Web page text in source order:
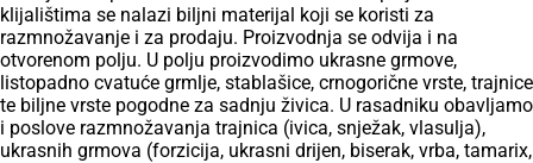
klijalištima se nalazi biljni materijal koji se koristi za
razmnožavanje i za prodaju. Proizvodnja se odvija i na
otvorenom polju. U polju proizvodimo ukrasne grmove,
listopadno cvatuće grmlje, stablašice, crnogorične vrste, trajnice
te biljne vrste pogodne za sadnju živica. U rasadniku obavljamo
i poslove razmnožavanja trajnica (ivica, snježak, vlasulja),
ukrasnih grmova (forzicija, ukrasni drijen, biserak, vrba, tamarix,